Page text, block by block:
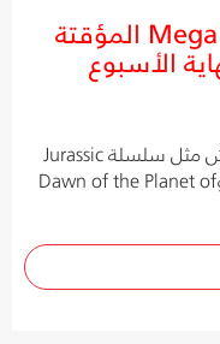
OSN تطلق قناة Mega Monsters المؤقتة
الأسبوع
OSN تقدّم أفلاماً مليئة بالإثارة والوحوش مثل سلسلة Jurassic
Park الشهيرة، وIndependence Day، وDawn of the Planet of